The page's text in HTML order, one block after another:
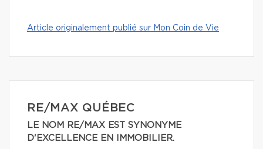
Article originalement publié sur Mon Coin de Vie
RE/MAX QUÉBEC
LE NOM RE/MAX EST SYNONYME
D'EXCELLENCE EN IMMOBILIER.